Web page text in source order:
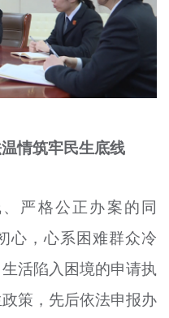
情筑牢民生底线
格公正办案的同
心，心系困难群众冷
活陷入困境的申请执
策，先后依法申报办